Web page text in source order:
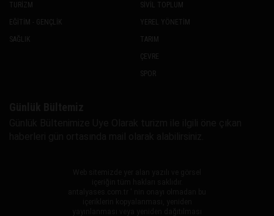
TURİZM
EĞİTİM - GENÇLİK
SAĞLIK
SİVİL TOPLUM
YEREL YÖNETİM
TARIM
ÇEVRE
SPOR